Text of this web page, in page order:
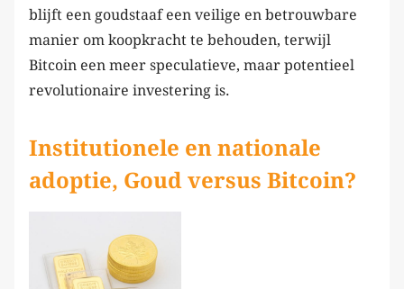
blijft een goudstaaf een veilige en betrouwbare
manier om koopkracht te behouden, terwijl
Bitcoin een meer speculatieve, maar potentieel
revolutionaire investering is.
Institutionele en nationale
adoptie, Goud versus Bitcoin?